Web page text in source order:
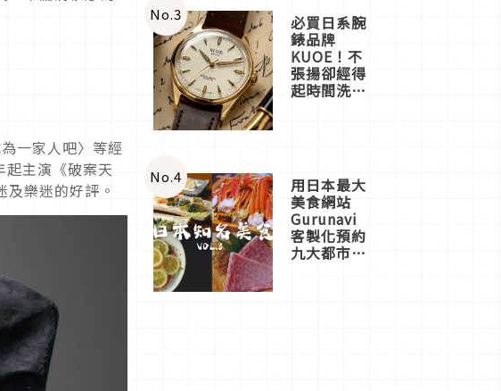
一家人吧〉等經
主演《破案天
樂迷的好評。
No.3 必買日系腕
錶品牌
KUOE！不
張揚卻經得
起時間洗鍊
No.4 用日本最大
美食網站
Gurunavi
客製化預約
九大都市餐